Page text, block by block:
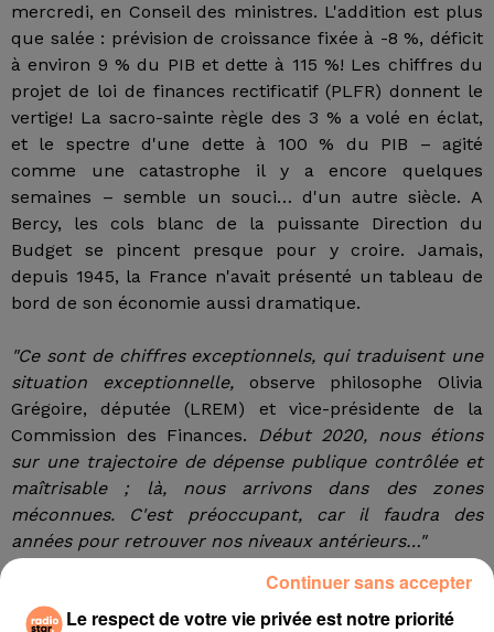
mercredi, en Conseil des ministres. L'addition est plus
que salée : prévision de croissance fixée à -8 %, déficit
à environ 9 % du PIB et dette à 115 %! Les chiffres du
projet de loi de finances rectificatif (PLFR) donnent le
vertige! La sacro-sainte règle des 3 % a volé en éclat,
et le spectre d'une dette à 100 % du PIB – agité
comme une catastrophe il y a encore quelques
semaines – semble un souci… d'un autre siècle. A
Bercy, les cols blanc de la puissante Direction du
Budget se pincent presque pour y croire. Jamais,
depuis 1945, la France n'avait présenté un tableau de
bord de son économie aussi dramatique.
"Ce sont de chiffres exceptionnels, qui traduisent une
situation exceptionnelle,observe philosophe Olivia
Grégoire, députée (LREM) et vice-présidente de la
Commission des Finances.
Début 2020, nous étions
sur une trajectoire de dépense publique contrôlée et
maîtrisable ; là, nous arrivons dans des zones
méconnues. C'est préoccupant, car il faudra des
années pour retrouver nos niveaux antérieurs…"
Calculette en main, cela se chiffre :"Un mois de
confinement, c'est au moins 3 points de PIB en moins,
Le respect de votre vie privée est notre priorité
Continuer sans accepter